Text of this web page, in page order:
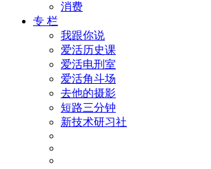
消费
专 栏
我跟你说
爱活历史课
爱活电刑室
爱活角斗场
去他的摄影
短路三分钟
新技术研习社